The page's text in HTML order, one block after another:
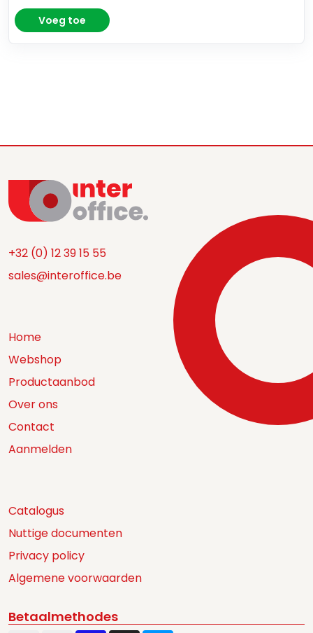
Voeg toe
+32 (0) 12 39 15 55
sales@interoffice.be
Home
Webshop
Productaanbod
Over ons
Contact
Aanmelden
Catalogus
Nuttige documenten
Privacy policy
Algemene voorwaarden
Betaalmethodes